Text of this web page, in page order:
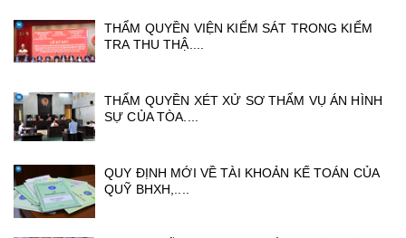
THẨM QUYỀN VIỆN KIỂM SÁT TRONG KIỂM
TRA THU THẬ....
THẨM QUYỀN XÉT XỬ SƠ THẨM VỤ ÁN HÌNH
SỰ CỦA TÒA....
QUY ĐỊNH MỚI VỀ TÀI KHOẢN KẾ TOÁN CỦA
QUỸ BHXH,....